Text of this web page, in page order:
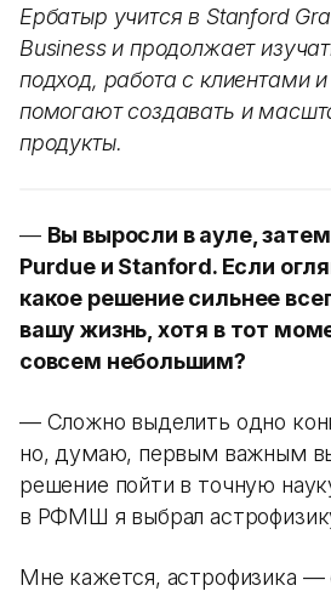
Ербатыр учится в Stanford
Business и продолжает
подход, работа с клиентами
помогают создавать и
продукты.
— Вы выросли в ауле,
Purdue и Stanford. Если
какое решение сильнее
вашу жизнь, хотя в тот
совсем небольшим?
— Сложно выделить одно
но, думаю, первым важным
решение пойти в точную
в РФМШ я выбрал
Мне кажется, астрофизика —